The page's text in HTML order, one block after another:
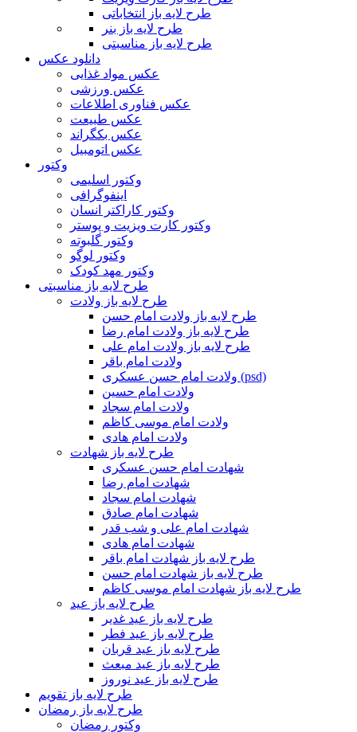
طرح لایه باز انتخاباتی
طرح لایه باز بنر
طرح لایه باز مناسبتی
دانلود عکس
عکس مواد غذایی
عکس ورزشی
عکس فناوری اطلاعات
عکس طبیعت
عکس بکگراند
عکس اتومبیل
وکتور
وکتور اسلیمی
اینفوگرافی
وکتور کاراکتر انسان
وکتور کارت ویزیت و پوستر
وکتور گلبوته
وکتور لوگو
وکتور مهد کودک
طرح لایه باز مناسبتی
طرح لایه باز ولادت
طرح لایه باز ولادت امام حسن
طرح لایه باز ولادت امام رضا
طرح لایه باز ولادت امام علی
ولادت امام باقر
ولادت امام حسن عسکری (psd)
ولادت امام حسین
ولادت امام سجاد
ولادت امام موسی کاظم
ولادت امام هادی
طرح لایه باز شهادت
شهادت امام حسن عسکری
شهادت امام رضا
شهادت امام سجاد
شهادت امام صادق
شهادت امام علی و شب قدر
شهادت امام هادی
طرح لایه باز شهادت امام باقر
طرح لایه باز شهادت امام حسن
طرح لایه باز شهادت امام موسی کاظم
طرح لایه باز عید
طرح لایه باز عید غدیر
طرح لایه باز عید فطر
طرح لایه باز عید قربان
طرح لایه باز عید مبعث
طرح لایه باز عید نوروز
طرح لایه باز تقویم
طرح لایه باز رمضان
وکتور رمضان